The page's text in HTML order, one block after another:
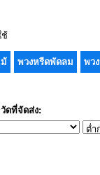
ช้
พวงหรีดพัดลม พว
วัดที่จัดส่ง: